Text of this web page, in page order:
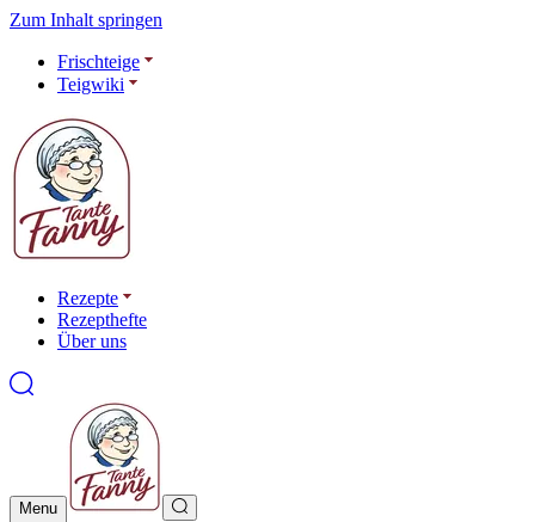
Zum Inhalt springen
Frischteige
Teigwiki
Rezepte
Rezepthefte
Über uns
Menu